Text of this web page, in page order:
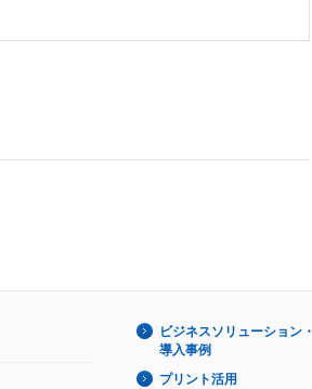
ビジネスソリューション・
導入事例
プリント活用